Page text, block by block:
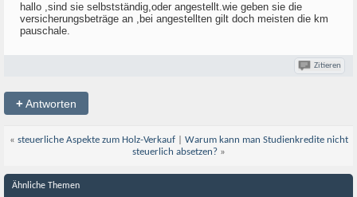
hallo ,sind sie selbstständig,oder angestellt.wie geben sie die
versicherungsbeträge an ,bei angestellten gilt doch meisten die km
pauschale.
Zitieren
+Antworten
« steuerliche Aspekte zum Holz-Verkauf| Warum kann man Studienkredite nicht
steuerlich absetzen? »
Ähnliche Themen